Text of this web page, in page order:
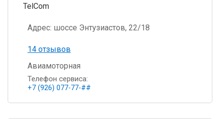
TelCom
Адрес: шоссе Энтузиастов, 22/18
14 отзывов
Авиамоторная
Телефон сервиса:
+7 (926) 077-77-##